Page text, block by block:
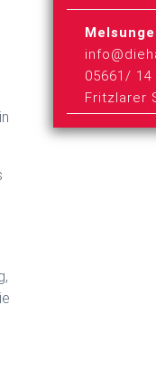
05661/ 14
Fritzlarer